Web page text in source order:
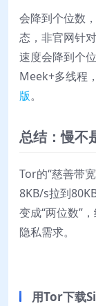
会降到个位数
态，非官网针
速度会降到个
Meek+多线程
版。
总结：慢不
Tor的“慈善带
8KB/s拉到
变成“两位数”
隐私需求。
用Tor下载